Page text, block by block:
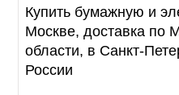
Купить бумажную и
Москве, доставка по
области, в Санкт-
России